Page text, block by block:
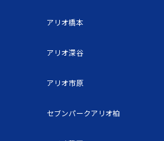
アリオ橋本
アリオ深谷
アリオ市原
セブンパークアリオ柏